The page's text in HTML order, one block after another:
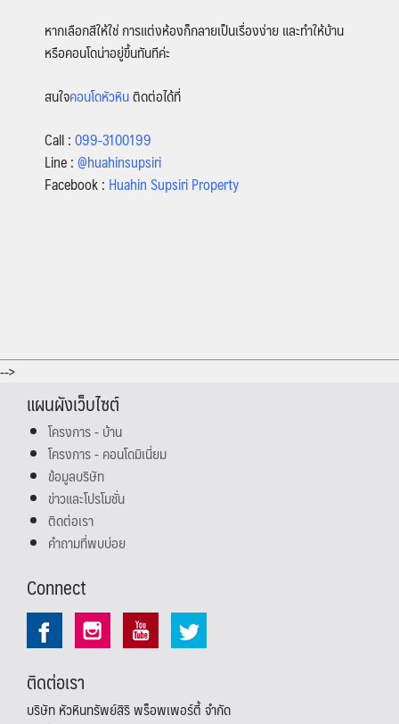
หากเลือกสีให้ใช่ การแต่งห้องก็กลายเป็นเรื่องง่าย และทำให้บ้าน
หรือคอนโดน่าอยู่ขึ้นทันทีค่ะ
สนใจคอนโดหัวหินติดต่อได้ที่
Call :099-3100199
Line :@huahinsupsiri
Facebook : Huahin Supsiri Property
-->
แผนผังเว็บไซต์
โครงการ - บ้าน
โครงการ - คอนโดมิเนี่ยม
ข้อมูลบริษัท
ข่าวและโปรโมชั่น
ติดต่อเรา
คำถามที่พบบ่อย
Connect
ติดต่อเรา
บริษัท หัวหินทรัพย์สิริ พร็อพเพอร์ตี้ จำกัด